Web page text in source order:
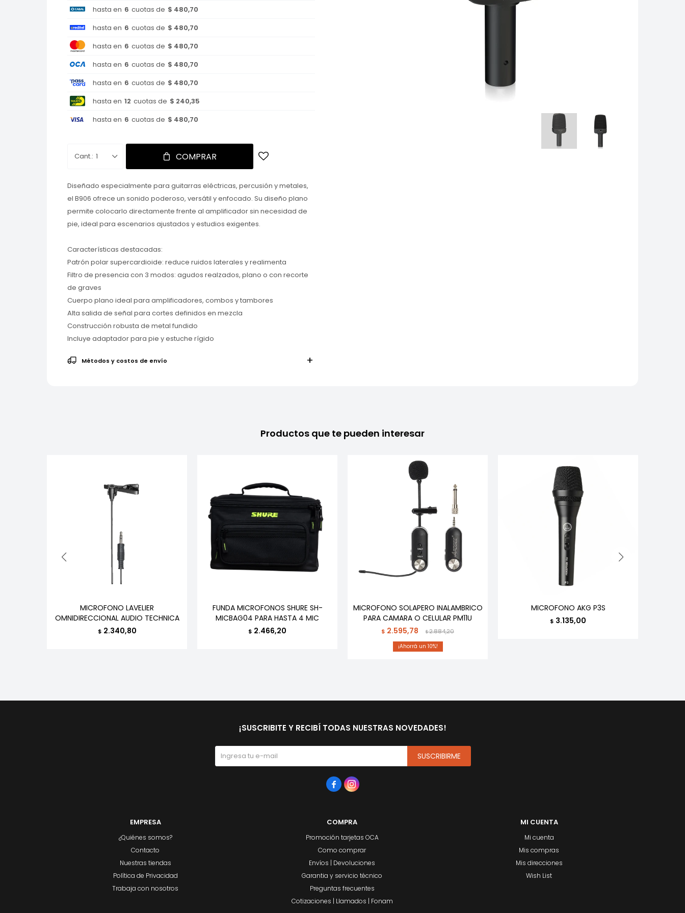
hasta en 6 cuotas de $ 480,70
hasta en 6 cuotas de $ 480,70
hasta en 6 cuotas de $ 480,70
hasta en 6 cuotas de $ 480,70
hasta en 6 cuotas de $ 480,70
hasta en 12 cuotas de $ 240,35
hasta en 6 cuotas de $ 480,70
1 COMPRAR
Diseñado especialmente para guitarras eléctricas, percusión y metales,
el B906 ofrece un sonido poderoso, versátil y enfocado. Su diseño plano
permite colocarlo directamente frente al amplificador sin necesidad de
pie, ideal para escenarios ajustados y estudios exigentes.
Características destacadas:
Patrón polar supercardioide: reduce ruidos laterales y realimenta
Filtro de presencia con 3 modos: agudos realzados, plano o con recorte
de graves
Cuerpo plano ideal para amplificadores, combos y tambores
Alta salida de señal para cortes definidos en mezcla
Construcción robusta de metal fundido
Incluye adaptador para pie y estuche rígido
Métodos y costos de envío
Productos que te pueden interesar
MICROFONO LAVELIER
OMNIDIRECCIONAL AUDIO TECHNICA
$ 2.340,80
FUNDA MICROFONOS SHURE SH-
MICBAG04 PARA HASTA 4 MIC
$ 2.466,20
MICROFONO SOLAPERO INALAMBRICO
PARA CAMARA O CELULAR PM11U
$ 2.595,78 $2.884,20
10
MICROFONO AKG P3S
$ 3.135,00
EMPRESA
¿Quiénes somos?
Contacto
Nuestras tiendas
Política de Privacidad
Trabaja con nosotros
COMPRA
Promoción tarjetas OCA
Como comprar
Envíos | Devoluciones
Garantia y servicio técnico
Preguntas frecuentes
Cotizaciones | Llamados | Fonam
MI CUENTA
Mi cuenta
Mis compras
Mis direcciones
Wish List
¡SUSCRIBITE Y RECIBÍ TODAS NUESTRAS NOVEDADES!
SUSCRIBIRME
 